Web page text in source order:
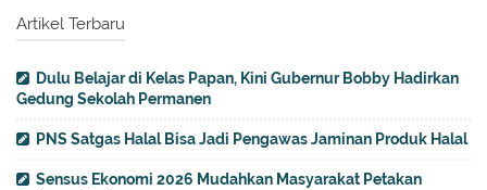
Artikel Terbaru
Dulu Belajar di Kelas Papan, Kini Gubernur Bobby Hadirkan
Gedung Sekolah Permanen
PNS Satgas Halal Bisa Jadi Pengawas Jaminan Produk Halal
Sensus Ekonomi 2026 Mudahkan Masyarakat Petakan